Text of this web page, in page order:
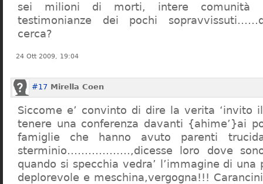
sei milioni di morti, intere comunità
testimonianze dei pochi
cerca?
24 Ott 2009, 19:04
#17 Mirella Coen
Siccome e’ convinto di dire la verita ‘invito
tenere una conferenza davanti {ahime’}ai
famiglie che hanno avuto parenti
sterminio………………,dicesse loro dove
quando si specchia vedra’ l’immagine di una
deplorevole e meschina,vergogna!!!